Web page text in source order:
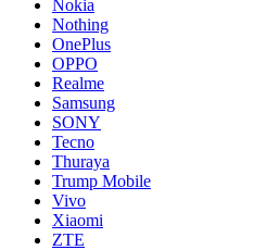
Nokia
Nothing
OnePlus
OPPO
Realme
Samsung
SONY
Tecno
Thuraya
Trump Mobile
Vivo
Xiaomi
ZTE